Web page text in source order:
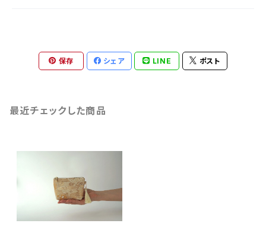
保存 シェア LINE ポスト
最近チェックした商品